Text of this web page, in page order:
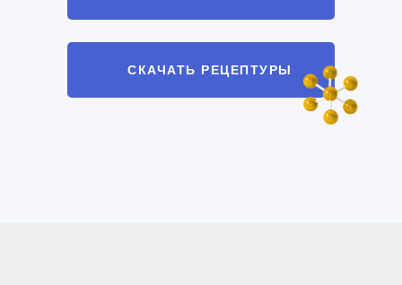
СКАЧАТЬ РЕЦЕПТУРЫ